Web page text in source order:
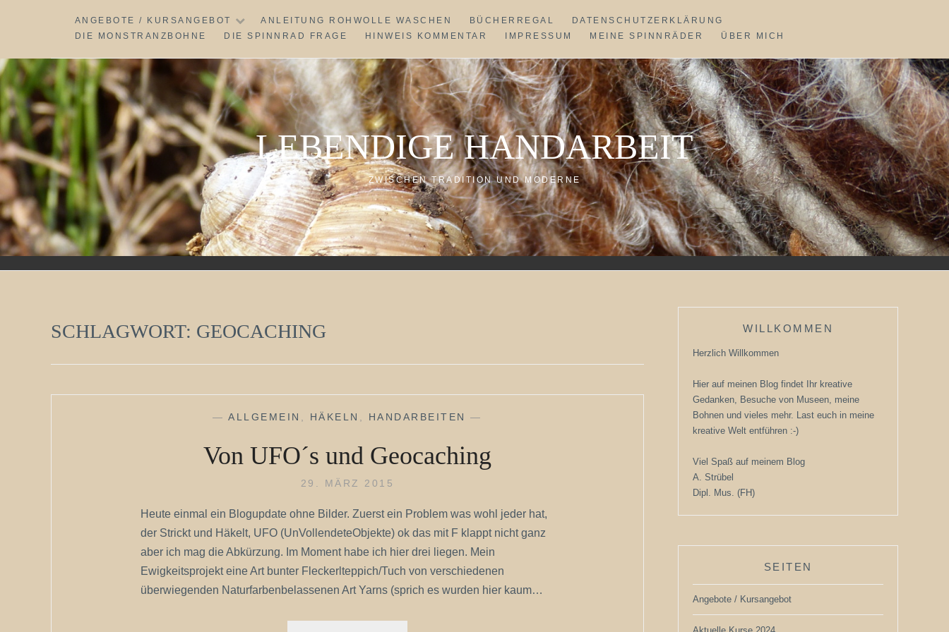
ANGEBOTE / KURSANGEBOT ANLEITUNG ROHWOLLE WASCHEN BÜCHERREGAL
DATENSCHUTZERKLÄRUNG
DIE MONSTRANZBOHNE
DIE SPINNRAD FRAGE HINWEIS KOMMENTAR IMPRESSUM MEINE SPINNRÄDER ÜBER MICH
LEBENDIGE HANDARBEIT
ZWISCHEN TRADITION UND MODERNE
SCHLAGWORT: GEOCACHING
—ALLGEMEIN HÄKELN HANDARBEITEN —
Von UFO´s und Geocaching
29. MÄRZ 2015
Heute einmal ein Blogupdate ohne Bilder. Zuerst ein Problem was wohl jeder hat,
der Strickt und Häkelt, UFO (UnVollendeteObjekte) ok das mit F klappt nicht ganz
aber ich mag die Abkürzung. Im Moment habe ich hier drei liegen. Mein
Ewigkeitsprojekt eine Art bunter Fleckerlteppich/Tuch von verschiedenen
überwiegenden Naturfarbenbelassenen Art Yarns (sprich es wurden hier kaum…
WILLKOMMEN
Herzlich Willkommen
Hier auf meinen Blog findet Ihr kreative
Gedanken, Besuche von Museen, meine
Bohnen und vieles mehr. Last euch in meine
kreative Welt entführen :-)
Viel Spaß auf meinem Blog
A. Strübel
Dipl. Mus. (FH)
SEITEN
Angebote / Kursangebot